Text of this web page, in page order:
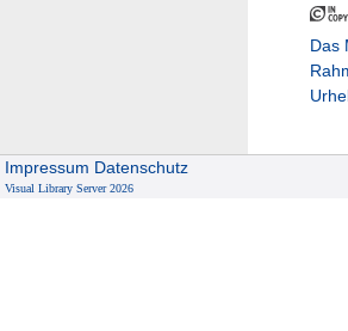
Das
Impressum Datenschutz
Visual Library Server 2026